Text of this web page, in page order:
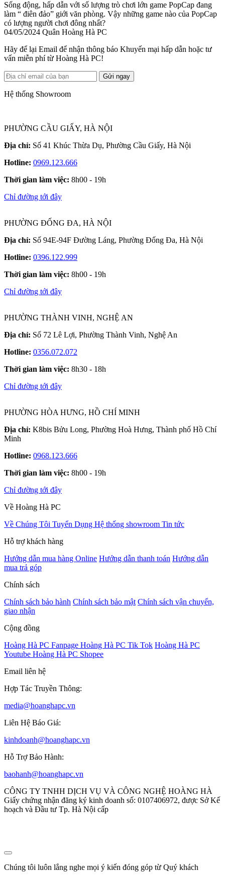
Sống động, hấp dẫn với số lượng trò chơi lớn game PopCap đang
làm “ điên đảo” giới văn phòng. Vậy những game nào của PopCap
có lượng người chơi đông nhất?
04/05/2024 Quân Hoàng Hà PC
Hãy để lại Email để nhận thông báo Khuyến mại hấp dẫn hoặc tư
vấn miễn phí từ Hoàng Hà PC!
Gửi ngay
Hệ thống Showroom
PHƯỜNG CẦU GIẤY, HÀ NỘI
Địa chỉ: Số 41 Khúc Thừa Dụ, Phường Cầu Giấy, Hà Nội
Hotline: 0969.123.666
Thời gian làm việc: 8h00 - 19h
Chỉ đường tới đây
PHƯỜNG ĐỐNG ĐA, HÀ NỘI
Địa chỉ: Số 94E-94F Đường Láng, Phường Đống Đa, Hà Nội
Hotline: 0396.122.999
Thời gian làm việc: 8h00 - 19h
Chỉ đường tới đây
PHƯỜNG THÀNH VINH, NGHỆ AN
Địa chỉ: Số 72 Lê Lợi, Phường Thành Vinh, Nghệ An
Hotline: 0356.072.072
Thời gian làm việc: 8h30 - 18h
Chỉ đường tới đây
PHƯỜNG HÒA HƯNG, HỒ CHÍ MINH
Địa chỉ: K8bis Bửu Long, Phường Hoà Hưng, Thành phố Hồ Chí
Minh
Hotline: 0968.123.666
Thời gian làm việc: 8h00 - 19h
Chỉ đường tới đây
Về Hoàng Hà PC
Về Chúng Tôi Tuyển Dụng Hệ thống showroom Tin tức
Hỗ trợ khách hàng
Hướng dẫn mua hàng Online Hướng dẫn thanh toán Hướng dẫn
mua trả góp
Chính sách
Chính sách bảo hành Chính sách bảo mật Chính sách vận chuyển,
giao nhận
Cộng đồng
Hoàng Hà PC Fanpage Hoàng Hà PC Tik Tok Hoàng Hà PC
Youtube Hoàng Hà PC Shopee
Email liên hệ
Hợp Tác Truyền Thông:
media@hoanghapc.vn
Liên Hệ Báo Giá:
kinhdoanh@hoanghapc.vn
Hỗ Trợ Bảo Hành:
baohanh@hoanghapc.vn
CÔNG TY TNHH DỊCH VỤ VÀ CÔNG NGHỆ HOÀNG HÀ
Giấy chứng nhận đăng ký kinh doanh số: 0107406972, được Sở Kế
hoạch và Đầu tư Tp. Hà Nội cấp
Chúng tôi luôn lắng nghe mọi ý kiến đóng góp từ Quý khách